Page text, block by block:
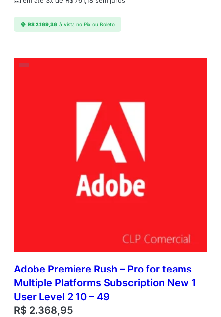
R$2.169,36 à vista no Pix ou Boleto
Adobe Premiere Rush – Pro for teams
Multiple Platforms Subscription New 1
User Level 2 10 – 49
R$ 2.368,95